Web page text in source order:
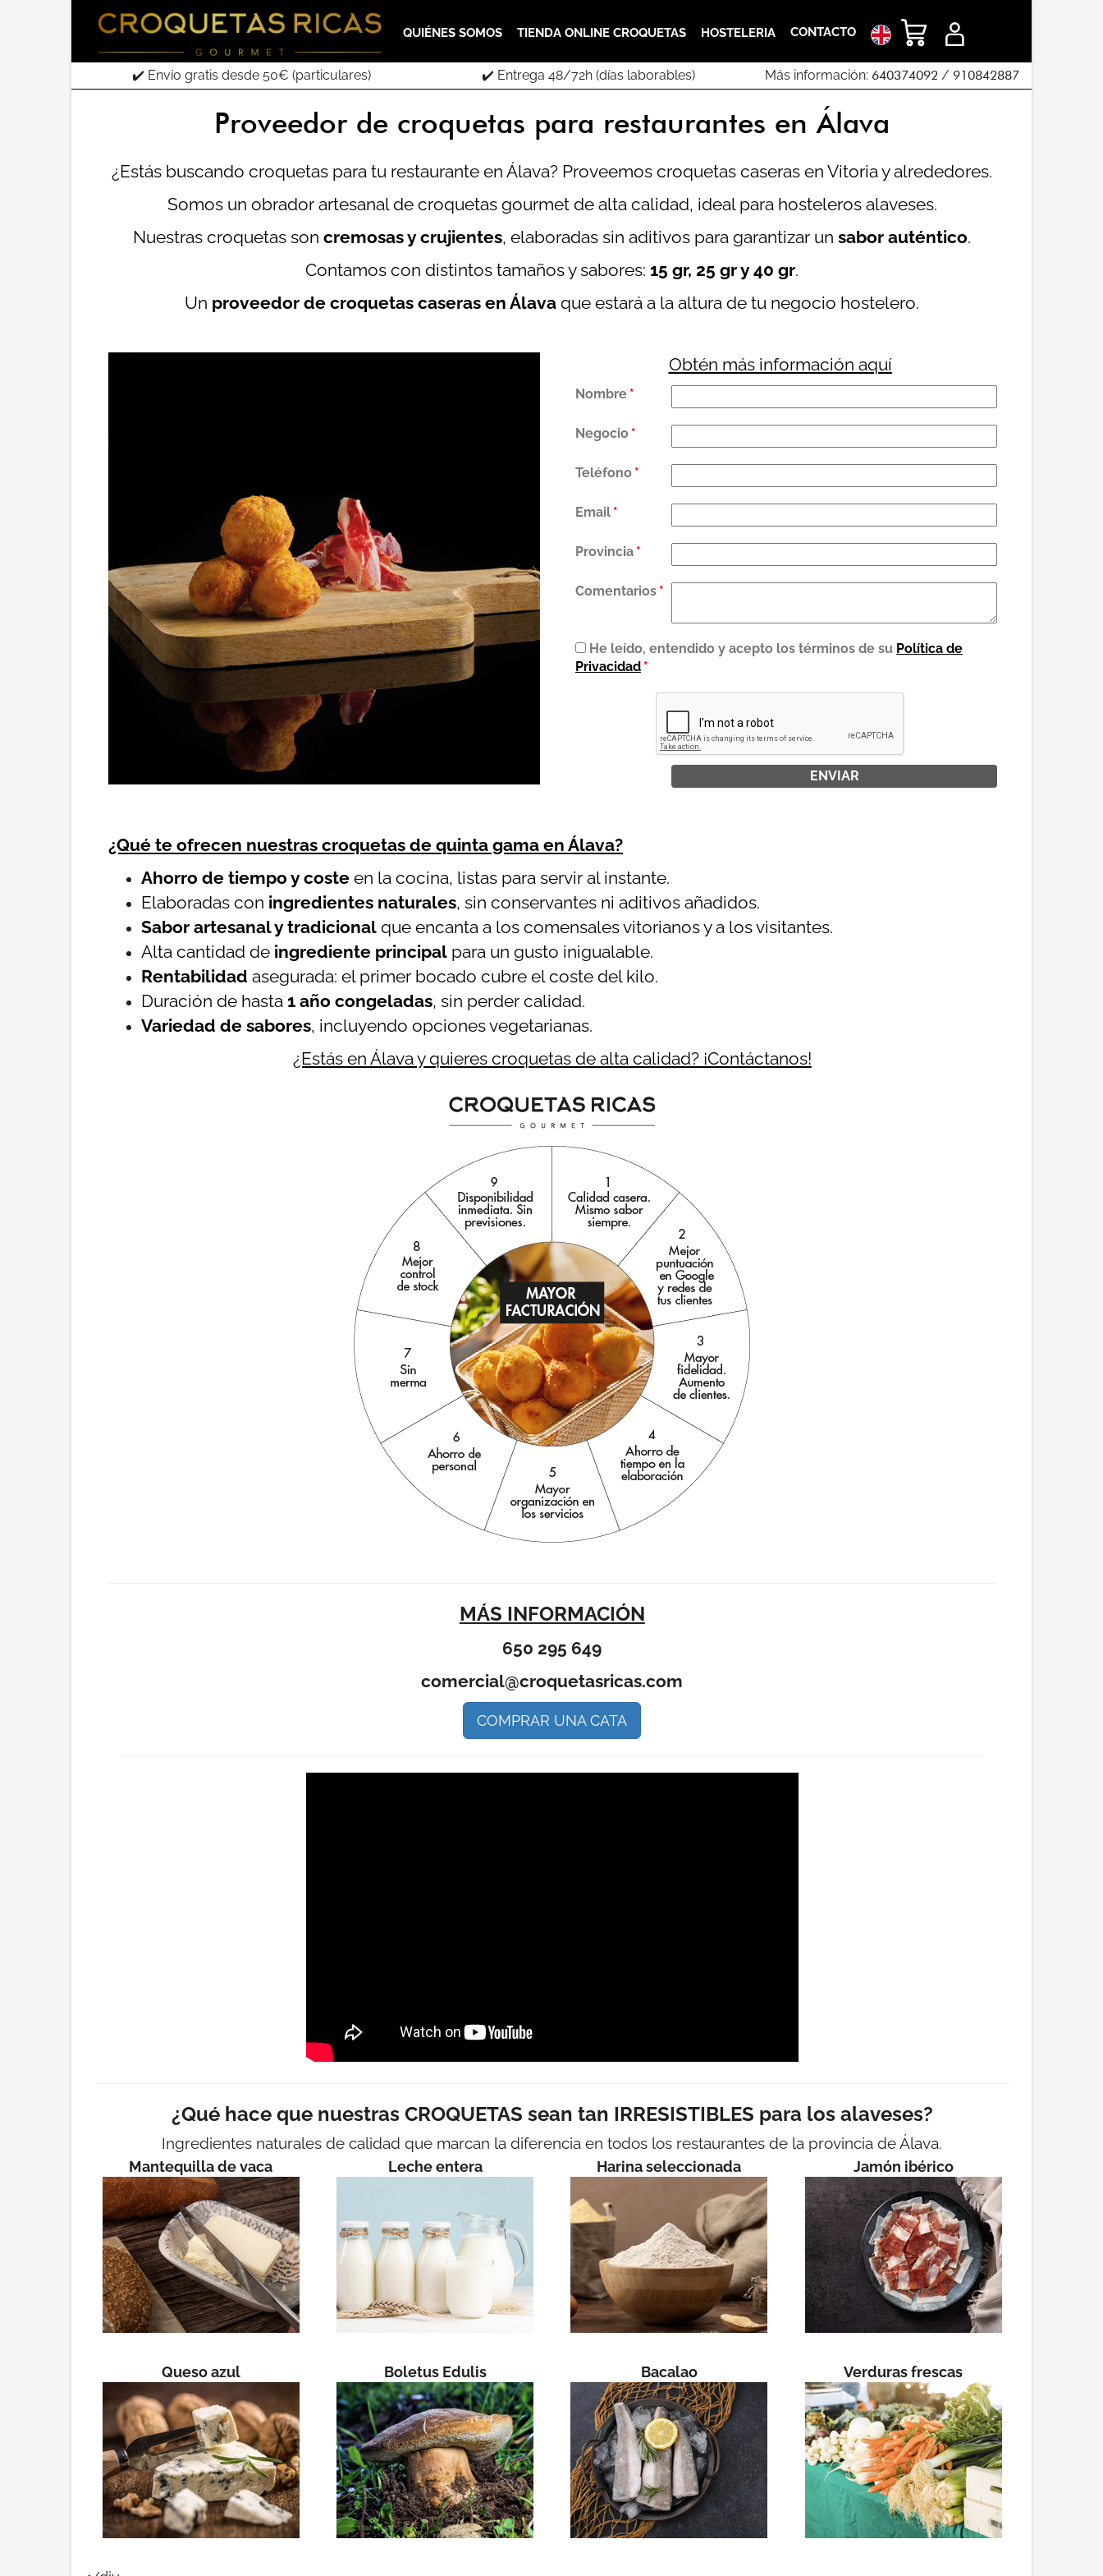
QUIÉNES SOMOS TIENDA ONLINE CROQUETAS HOSTELERIA CONTACTO
✔️ Envío gratis desde 50€ (particulares) ✔️ Entrega 48/72h (días laborables) Más información: 640374092 / 910842887
Proveedor de croquetas para restaurantes en Álava
¿Estás buscando croquetas para tu restaurante en Álava? Proveemos croquetas caseras en Vitoria y alrededores.
Somos un obrador artesanal de croquetas gourmet de alta calidad, ideal para hosteleros alaveses.
Nuestras croquetas soncremosas y crujientes, elaboradas sin aditivos para garantizar unsabor auténtico.
Contamos con distintos tamaños y sabores: 15 gr, 25 gr y 40 gr.
Un proveedor de croquetas caseras en Álavaque estará a la altura de tu negocio hostelero.
Obtén más información aquí
Nombre *
Negocio *
Teléfono *
Email *
Provincia *
Comentarios *
He leído, entendido y acepto los términos de su Política de
Privacidad *
¿Qué te ofrecen nuestras croquetas de quinta gama en Álava?
Ahorro de tiempo y coste en la cocina, listas para servir al instante.
Elaboradas con ingredientes naturales, sin conservantes ni aditivos añadidos.
Sabor artesanal y tradicional que encanta a los comensales vitorianos y a los visitantes.
Alta cantidad de ingrediente principal para un gusto inigualable.
Rentabilidad asegurada: el primer bocado cubre el coste del kilo.
Duración de hasta 1 año congeladas, sin perder calidad.
Variedad de sabores, incluyendo opciones vegetarianas.
¿Estás en Álava y quieres croquetas de alta calidad? ¡Contáctanos!
MÁS INFORMACIÓN
650 295 649
comercial@croquetasricas.com
COMPRAR UNA CATA
¿Qué hace que nuestras CROQUETAS sean tan IRRESISTIBLES para los alaveses?
Ingredientes naturales de calidad que marcan la diferencia en todos los restaurantes de la provincia de Álava.
Mantequilla de vaca Leche entera Harina seleccionada Jamón ibérico
Queso azul Boletus Edulis Bacalao Verduras frescas